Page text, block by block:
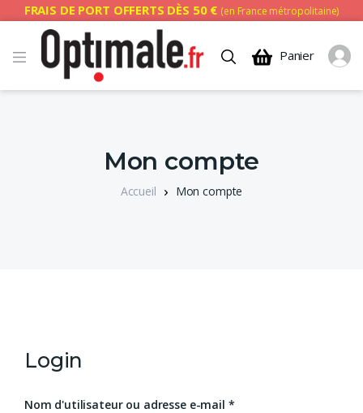
FRAIS DE PORT OFFERTS DÈS 50 € (en France métropolitaine)
Panier
Mon compte
Accueil Mon compte
Login
Nom d'utilisateur ou adresse e-mail *